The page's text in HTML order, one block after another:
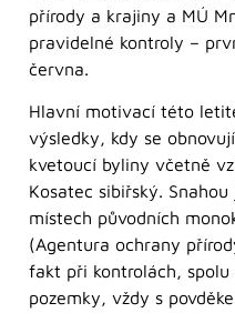
přírody a krajiny a MÚ
pravidelné kontroly –
června.
Hlavní motivací této
výsledky, kdy se
kvetoucí byliny včetně
Kosatec sibiřský.
místech původních
(Agentura ochrany
fakt při kontrolách,
pozemky, vždy s